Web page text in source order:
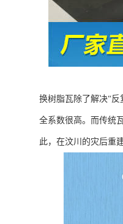
换树脂瓦除了解决“
全系数很高。而传统
此，在汶川的灾后重